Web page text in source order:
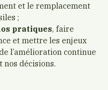
et le remplacement
;
pratiques, faire
et mettre les enjeux
l’amélioration continue
nos décisions.